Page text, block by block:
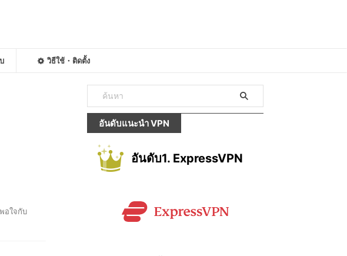
วิธีใช้・ติดตั้ง
อใจกับ
อันดับแนะนำ VPN
อันดับ1. ExpressVPN